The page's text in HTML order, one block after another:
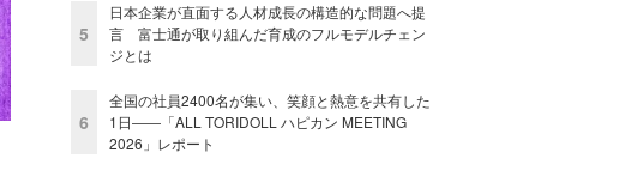
5
日本企業が直面する人材成長の構造的な問題へ提
言 富士通が取り組んだ育成のフルモデルチェン
ジとは
6
全国の社員2400名が集い、笑顔と熱意を共有した
1日――「ALL TORIDOLL ハピカン MEETING
2026」レポート